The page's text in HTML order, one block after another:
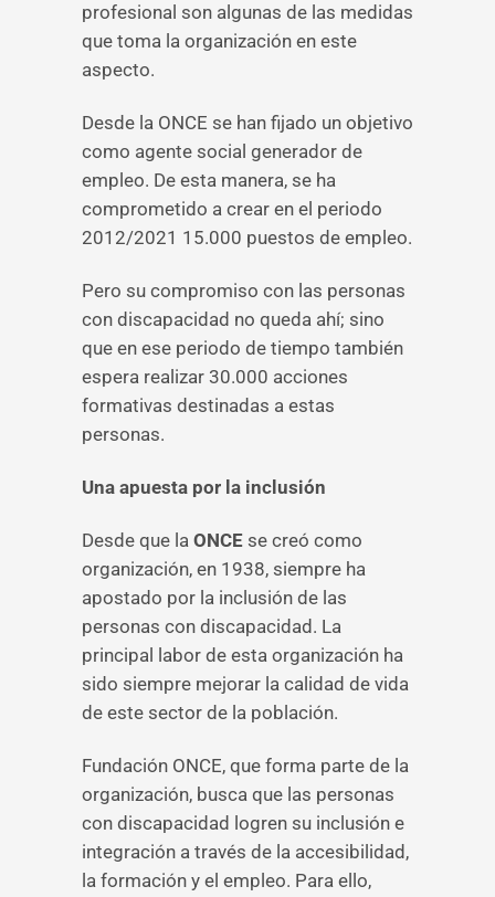
profesional son algunas de las medidas
que toma la organización en este
aspecto.
Desde la ONCE se han fijado un objetivo
como agente social generador de
empleo. De esta manera, se ha
comprometido a crear en el periodo
2012/2021 15.000 puestos de empleo.
Pero su compromiso con las personas
con discapacidad no queda ahí; sino
que en ese periodo de tiempo también
espera realizar 30.000 acciones
formativas destinadas a estas
personas.
Una apuesta por la inclusión
Desde que la ONCE se creó como
organización, en 1938, siempre ha
apostado por la inclusión de las
personas con discapacidad. La
principal labor de esta organización ha
sido siempre mejorar la calidad de vida
de este sector de la población.
Fundación ONCE, que forma parte de la
organización, busca que las personas
con discapacidad logren su inclusión e
integración a través de la accesibilidad,
la formación y el empleo. Para ello,